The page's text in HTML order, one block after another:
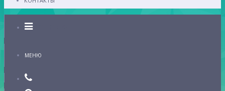
Каталог
МЕНЮ